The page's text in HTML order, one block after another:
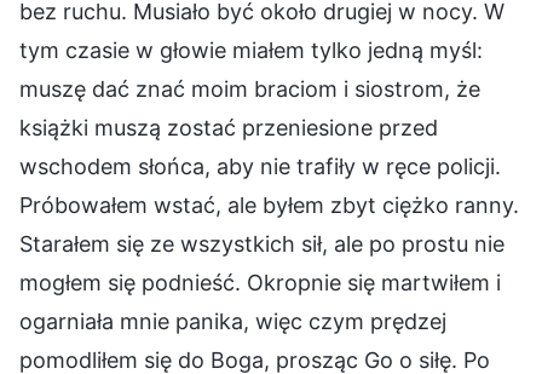
bez ruchu. Musiało być około drugiej w nocy. W
tym czasie w głowie miałem tylko jedną myśl:
muszę dać znać moim braciom i siostrom, że
książki muszą zostać przeniesione przed
wschodem słońca, aby nie trafiły w ręce policji.
Próbowałem wstać, ale byłem zbyt ciężko ranny.
Starałem się ze wszystkich sił, ale po prostu nie
mogłem się podnieść. Okropnie się martwiłem i
ogarniała mnie panika, więc czym prędzej
pomodliłem się do Boga, prosząc Go o siłę. Po